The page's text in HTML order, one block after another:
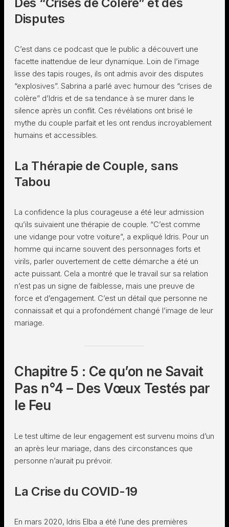
Disputes
C’est dans ce podcast que le public a découvert une
facette inattendue de leur dynamique. Loin de l’image
lisse des tapis rouges, ils ont admis avoir des disputes
“explosives”. Sabrina a parlé avec humour des “crises de
colère” d’Idris et de sa tendance à se murer dans le
silence après un conflit. Ces révélations ont brisé le
mythe du couple parfait et les ont rendus incroyablement
humains et accessibles.
La Thérapie de Couple, sans
Tabou
La confidence la plus courageuse a été leur admission
qu’ils suivaient une thérapie de couple. “C’est comme
une vidange pour votre voiture”, a expliqué Idris. Pour un
homme qui incarne souvent des personnages forts et
virils, parler ouvertement de cette démarche a été un
acte puissant. Cela a montré que le travail sur sa relation
n’est pas un signe de faiblesse, mais une preuve de
force et d’engagement. C’est un détail que personne ne
connaissait et qui a profondément changé l’image de leur
mariage.
Chapitre 5 : Ce qu’on ne Savait
Pas n°4 – Des Vœux Testés par
le Feu
Le test ultime de leur engagement est survenu moins d’un
an après leur mariage, dans des circonstances que
personne n’aurait pu prévoir.
La Crise du COVID-19
En mars 2020, Idris Elba a été l’une des premières